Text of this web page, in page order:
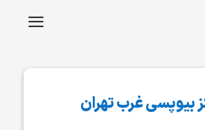
a
بیوپسی غرب تهران